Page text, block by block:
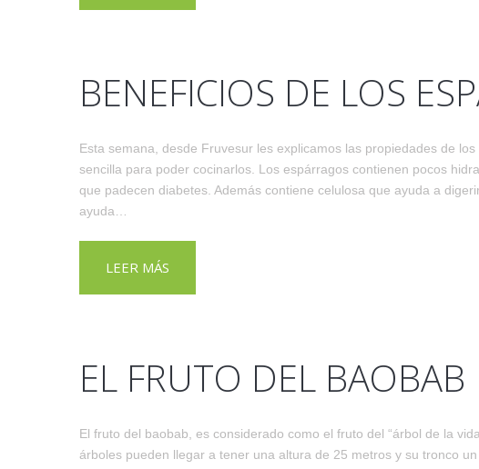
BENEFICIOS DE LOS
Esta semana, desde Fruvesur les explicamos las propiedades de
sencilla para poder cocinarlos. Los espárragos contienen pocos
que padecen diabetes. Además contiene celulosa que ayuda a
ayuda…
LEER MÁS
EL FRUTO DEL BAOBAB
El fruto del baobab, es considerado como el fruto del “árbol de la
árboles pueden llegar a tener una altura de 25 metros y su tronco